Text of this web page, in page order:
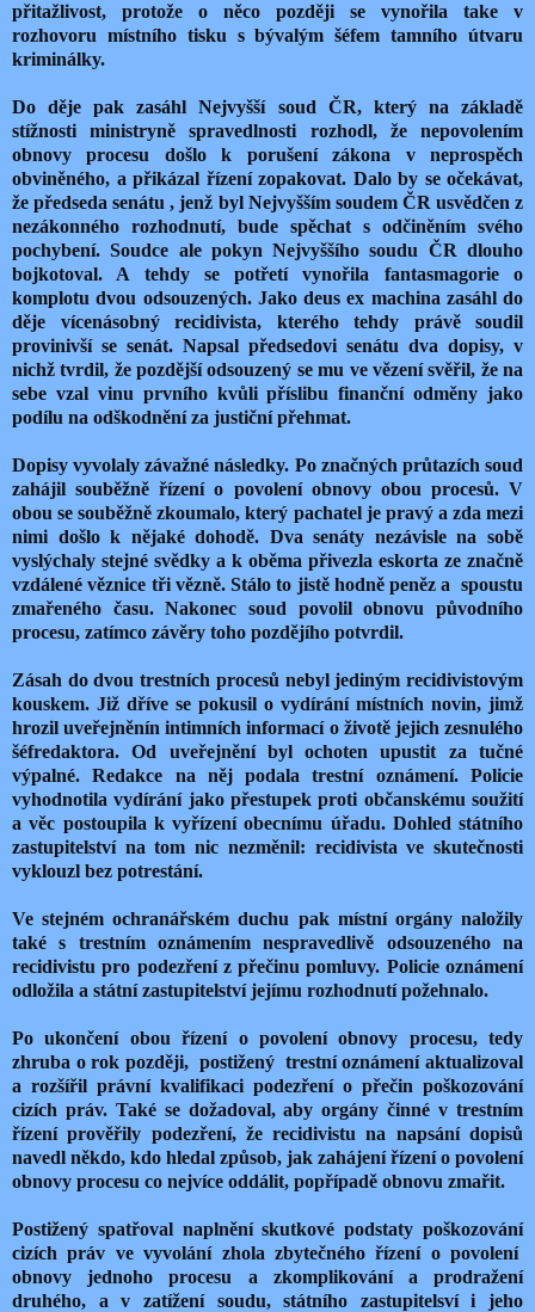
přitažlivost, protože o něco později se vynořila take v
rozhovoru místního tisku s bývalým šéfem tamního útvaru
kriminálky.
Do děje pak zasáhl Nejvyšší soud ČR, který na základě
stížnosti ministryně spravedlnosti rozhodl, že nepovolením
obnovy procesu došlo k porušení zákona v neprospěch
obviněného, a přikázal řízení zopakovat. Dalo by se očekávat,
že předseda senátu , jenž byl Nejvyšším soudem ČR usvědčen z
nezákonného rozhodnutí, bude spěchat s odčiněním svého
pochybení. Soudce ale pokyn Nejvyššího soudu ČR dlouho
bojkotoval. A tehdy se potřetí vynořila fantasmagorie o
komplotu dvou odsouzených. Jako deus ex machina zasáhl do
děje vícenásobný recidivista, kterého tehdy právě soudil
provinivší se senát. Napsal předsedovi senátu dva dopisy, v
nichž tvrdil, že pozdější odsouzený se mu ve vězení svěřil, že na
sebe vzal vinu prvního kvůli příslibu finanční odměny jako
podílu na odškodnění za justiční přehmat.
Dopisy vyvolaly závažné následky. Po značných průtazích soud
zahájil souběžně řízení o povolení obnovy obou procesů. V
obou se souběžně zkoumalo, který pachatel je pravý a zda mezi
nimi došlo k nějaké dohodě. Dva senáty nezávisle na sobě
vyslýchaly stejné svědky a k oběma přivezla eskorta ze značně
vzdálené věznice tři vězně. Stálo to jistě hodně peněz a spoustu
zmařeného času. Nakonec soud povolil obnovu původního
procesu, zatímco závěry toho pozdějího potvrdil.
Zásah do dvou trestních procesů nebyl jediným recidivistovým
kouskem. Již dříve se pokusil o vydírání místních novin, jimž
hrozil uveřejněnín intimních informací o životě jejich zesnulého
šéfredaktora. Od uveřejnění byl ochoten upustit za tučné
výpalné. Redakce na něj podala trestní oznámení. Policie
vyhodnotila vydírání jako přestupek proti občanskému soužití
a věc postoupila k vyřízení obecnímu úřadu. Dohled státního
zastupitelství na tom nic nezměnil: recidivista ve skutečnosti
vyklouzl bez potrestání.
Ve stejném ochranářském duchu pak místní orgány naložily
také s trestním oznámením nespravedlivě odsouzeného na
recidivistu pro podezření z přečinu pomluvy. Policie oznámení
odložila a státní zastupitelství jejímu rozhodnutí požehnalo.
Po ukončení obou řízení o povolení obnovy procesu, tedy
zhruba o rok později, postižený trestní oznámení aktualizoval
a rozšířil právní kvalifikaci podezření o přečin poškozování
cizích práv. Také se dožadoval, aby orgány činné v trestním
řízení prověřily podezření, že recidivistu na napsání dopisů
navedl někdo, kdo hledal způsob, jak zahájení řízení o povolení
obnovy procesu co nejvíce oddálit, popřípadě obnovu zmařit.
Postižený spatřoval naplnění skutkové podstaty poškozování
cizích práv ve vyvolání zhola zbytečného řízení o povolení
obnovy jednoho procesu a zkomplikování a prodražení
druhého, a v zatížení soudu, státního zastupitelsví i jeho